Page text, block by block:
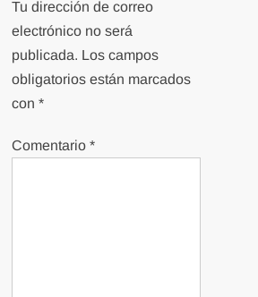
Tu dirección de correo
electrónico no será
publicada. Los campos
obligatorios están marcados
con*
Comentario*